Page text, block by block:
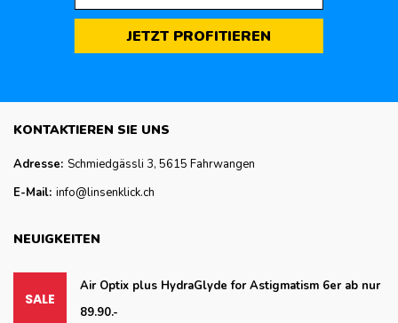
JETZT PROFITIEREN
KONTAKTIEREN SIE UNS
Adresse: Schmiedgässli 3, 5615 Fahrwangen
E-Mail: info@linsenklick.ch
NEUIGKEITEN
Air Optix plus HydraGlyde for Astigmatism 6er ab nur
89.90.-